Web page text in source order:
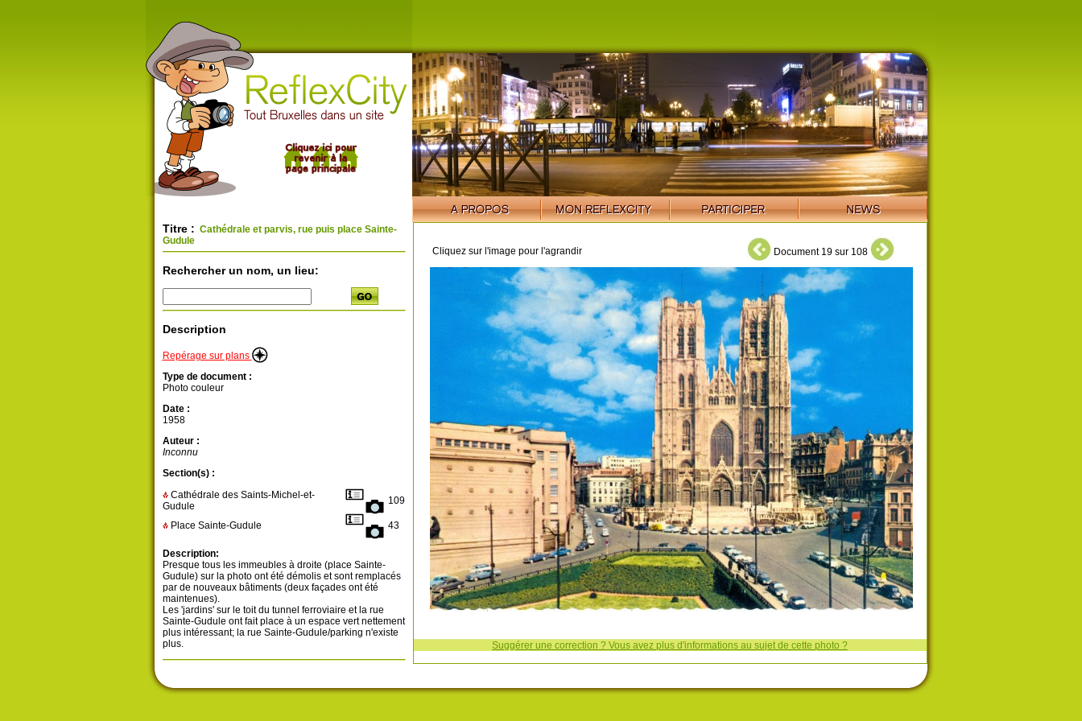
Titre : Cathédrale et parvis, rue puis place Sainte-
Gudule
Rechercher un nom, un lieu:
Description
Repérage sur plans
Type de document :
Photo couleur
Date :
1958
Auteur :
Inconnu
Section(s) :
Cathédrale des Saints-Michel-et-
Gudule
109
Place Sainte-Gudule 43
Description:
Presque tous les immeubles à droite (place Sainte-
Gudule) sur la photo ont été démolis et sont remplacés
par de nouveaux bâtiments (deux façades ont été
maintenues).
Les 'jardins' sur le toit du tunnel ferroviaire et la rue
Sainte-Gudule ont fait place à un espace vert nettement
plus intéressant; la rue Sainte-Gudule/parking n'existe
plus.
Cliquez sur l'image pour l'agrandir Document 19 sur 108
Suggérer une correction ? Vous avez plus d'informations au sujet de cette photo ?